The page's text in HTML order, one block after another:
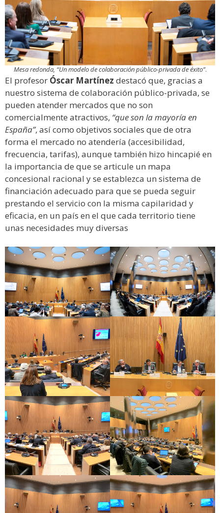
Mesa redonda, “Un modelo de colaboración público-privada de éxito”.
El profesor Óscar Martínez destacó que, gracias a
nuestro sistema de colaboración público-privada, se
pueden atender mercados que no son
comercialmente atractivos, “que son la mayoría en
España”, así como objetivos sociales que de otra
forma el mercado no atendería (accesibilidad,
frecuencia, tarifas), aunque también hizo hincapié en
la importancia de que se articule un mapa
concesional racional y se establezca un sistema de
financiación adecuado para que se pueda seguir
prestando el servicio con la misma capilaridad y
eficacia, en un país en el que cada territorio tiene
unas necesidades muy diversas